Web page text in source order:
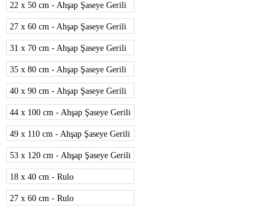
22 x 50 cm - Ahşap Şaseye Gerili
27 x 60 cm - Ahşap Şaseye Gerili
31 x 70 cm - Ahşap Şaseye Gerili
35 x 80 cm - Ahşap Şaseye Gerili
40 x 90 cm - Ahşap Şaseye Gerili
44 x 100 cm - Ahşap Şaseye Gerili
49 x 110 cm - Ahşap Şaseye Gerili
53 x 120 cm - Ahşap Şaseye Gerili
18 x 40 cm - Rulo
27 x 60 cm - Rulo